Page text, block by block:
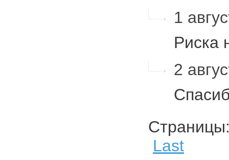
1
Риска
2
Last